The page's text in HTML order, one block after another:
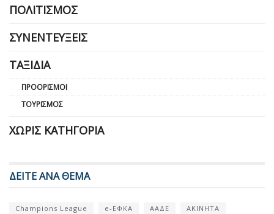
ΠΟΛΙΤΙΣΜΌΣ
ΣΥΝΕΝΤΕΎΞΕΙΣ
ΤΑΞΊΔΙΑ
ΠΡΟΟΡΙΣΜΟΊ
ΤΟΥΡΙΣΜΌΣ
ΧΩΡΊΣ ΚΑΤΗΓΟΡΊΑ
ΔΕΙΤΕ ΑΝΑ ΘΕΜΑ
Champions League e-ΕΦΚΑ ΑΑΔΕ
ΑΚΙΝΗΤΑ